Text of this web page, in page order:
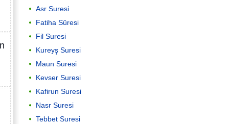
Asr Suresi
Fatiha Sûresi
Fil Suresi
Kureyş Suresi
Maun Suresi
Kevser Suresi
Kafirun Suresi
Nasr Suresi
Tebbet Suresi